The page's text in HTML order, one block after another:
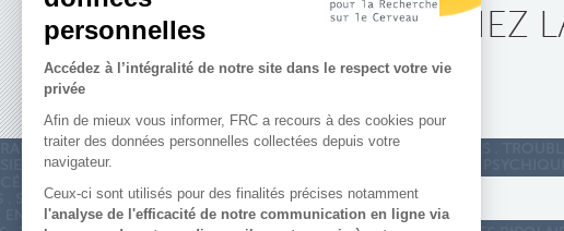
SOUTENEZ